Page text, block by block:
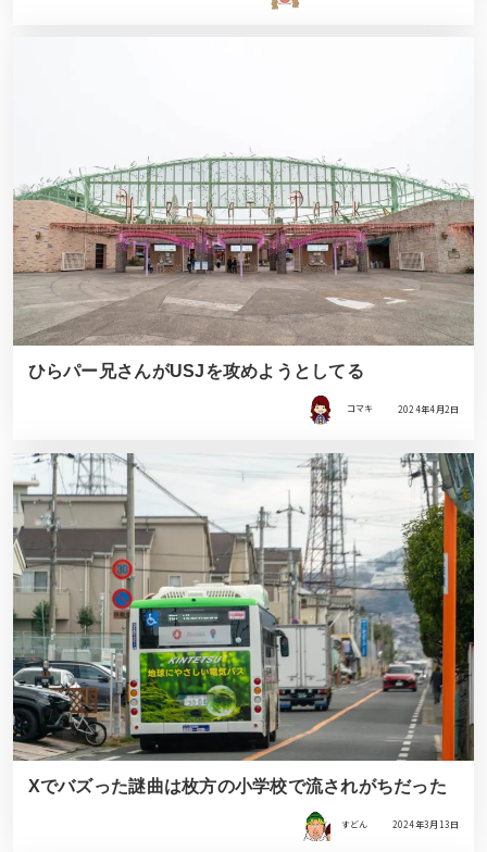
ひらパー兄さんがUSJを攻めようとしてる
コマキ 2024年4月2日
Xでバズった謎曲は枚方の小学校で流されがちだった
すどん 2024年3月13日